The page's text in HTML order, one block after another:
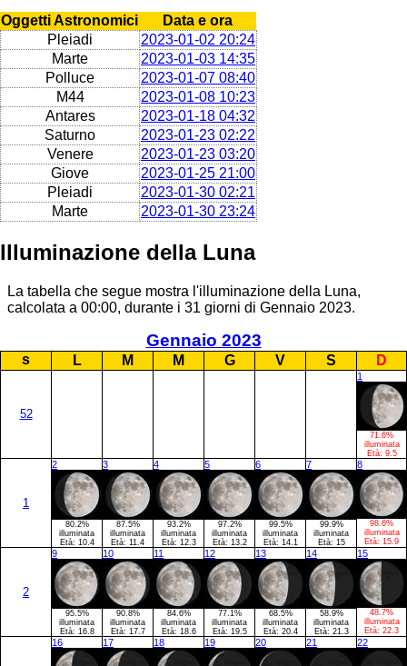
Oggetti Astronomici
Data e ora
Pleiadi
2023-01-02 20:24
Marte
2023-01-03 14:35
Polluce
2023-01-07 08:40
M44
2023-01-08 10:23
Antares
2023-01-18 04:32
Saturno
2023-01-23 02:22
Venere
2023-01-23 03:20
Giove
2023-01-25 21:00
Pleiadi
2023-01-30 02:21
Marte
2023-01-30 23:24
Illuminazione della Luna
La tabella che segue mostra l'illuminazione della Luna,
calcolata a 00:00, durante i 31 giorni di Gennaio 2023.
Gennaio 2023
s L M M G V S D
52
1
71.6%
illuminata
Età: 9.5
1
2
80.2%
illuminata
Età: 10.4
3
87.5%
illuminata
Età: 11.4
4
93.2%
illuminata
Età: 12.3
5
97.2%
illuminata
Età: 13.2
6
99.5%
illuminata
Età: 14.1
7
99.9%
illuminata
Età: 15
8
98.6%
illuminata
Età: 15.9
2
9
95.5%
illuminata
Età: 16.8
10
90.8%
illuminata
Età: 17.7
11
84.6%
illuminata
Età: 18.6
12
77.1%
illuminata
Età: 19.5
13
68.5%
illuminata
Età: 20.4
14
58.9%
illuminata
Età: 21.3
15
48.7%
illuminata
Età: 22.3
16 17 18 19 20 21 22